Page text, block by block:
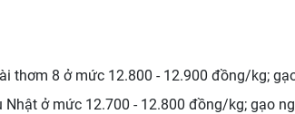
thơm 8 ở mức 12.800 - 12.900 đồng/kg;
ở mức 12.700 - 12.800 đồng/kg; gạo